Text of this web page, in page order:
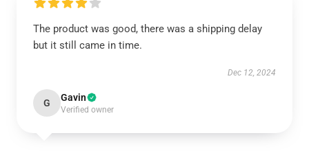
The product was good, there was a shipping delay
but it still came in time.
Dec 12, 2024
G Gavin
Verified owner